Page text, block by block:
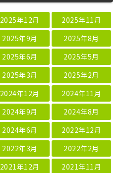
2025年12月
2025年11月
2025年9月
2025年8月
2025年6月
2025年5月
2025年3月
2025年2月
2024年12月
2024年11月
2024年9月
2024年8月
2024年6月
2022年12月
2022年3月
2022年2月
2021年12月
2021年11月